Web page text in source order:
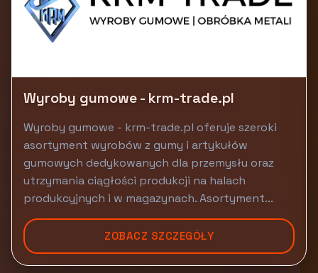
Wyroby gumowe - krm-trade.pl
Wyroby gumowe - krm-trade.pl oferuje szeroki
asortyment wyrobów z gumy i artykułów
gumowych dedykowanych dla przemysłu oraz
utrzymania ciągłości produkcji na halach
produkcyjnych i w magazynach. Asortyment...
ZOBACZ SZCZEGÓŁY